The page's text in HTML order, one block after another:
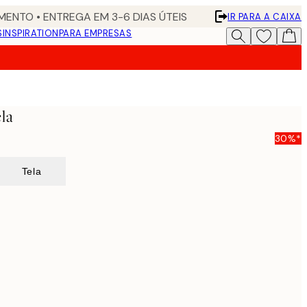
• ENTREGA EM 3-6 DIAS ÚTEIS
IR PARA A CAIXA
INSPIRATIONPARA EMPRESAS
30%*
Tela